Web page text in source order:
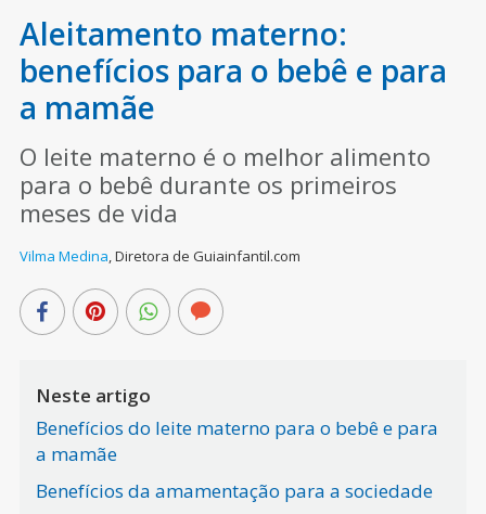
Aleitamento materno:
benefícios para o bebê e para
a mamãe
O leite materno é o melhor alimento
para o bebê durante os primeiros
meses de vida
Vilma Medina,Diretora de Guiainfantil.com
Neste artigo
Benefícios do leite materno para o bebê e para
a mamãe
Benefícios da amamentação para a sociedade